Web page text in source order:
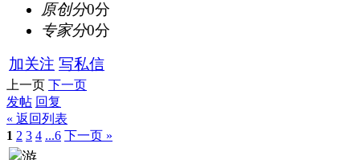
原创分0分
专家分0分
加关注 写私信
上一页 下一页
发帖 回复
« 返回列表
1 2 3 4 ...6 下一页 »